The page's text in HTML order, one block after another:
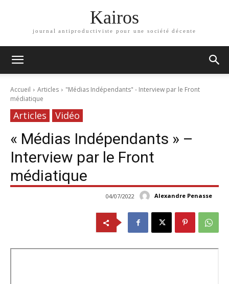
Kairos
journal antiproductiviste pour une société décente
Accueil Articles
"Médias Indépendants" - Interview par le Front
médiatique
Articles Vidéo
« Médias Indépendants » –
Interview par le Front
médiatique
Alexandre Penasse
04/07/2022